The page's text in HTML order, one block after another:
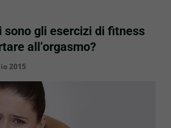
sono gli esercizi di fitness
all’orgasmo?
2015